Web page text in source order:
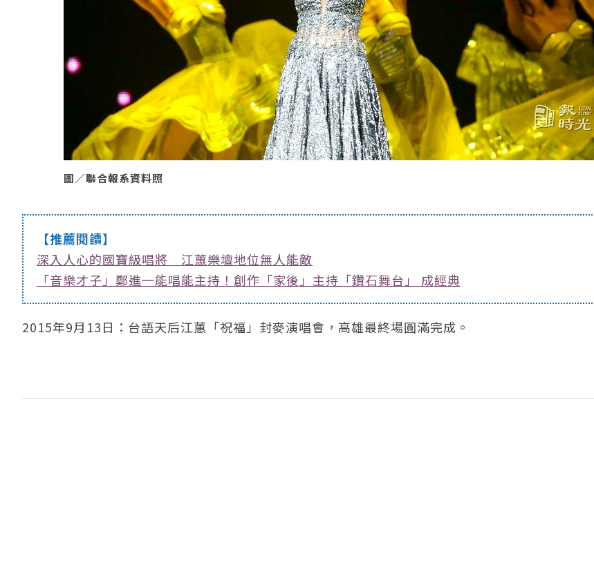
圖／聯合報系資料照
【推薦閱讀】
深入人心的國寶級唱將 江蕙樂壇地位無人能敵
「音樂才子」鄭進一能唱能主持！創作「家後」主持「鑽石舞台」 成經典
2015年9月13日：台語天后江蕙「祝福」封麥演唱會，高雄最終場圓滿完成。